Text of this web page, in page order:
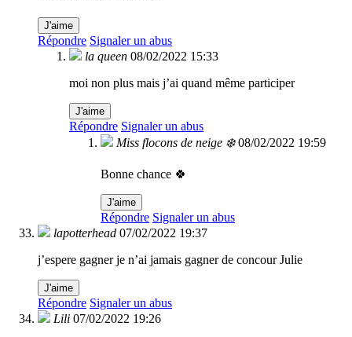
J'aime
Répondre Signaler un abus
la queen 08/02/2022 15:33
moi non plus mais j’ai quand même participer
J'aime
Répondre Signaler un abus
Miss flocons de neige ❄️ 08/02/2022 19:59
Bonne chance 🍀
J'aime
Répondre Signaler un abus
lapotterhead 07/02/2022 19:37
j’espere gagner je n’ai jamais gagner de concour Julie
J'aime
Répondre Signaler un abus
Lili 07/02/2022 19:26